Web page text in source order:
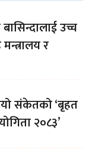
उच्च
र
संकेतको ‘बृहत
२०८३’